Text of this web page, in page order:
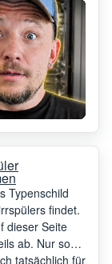
Typenschild
findet.
dieser Seite
ab. Nur so
tatsächlich für